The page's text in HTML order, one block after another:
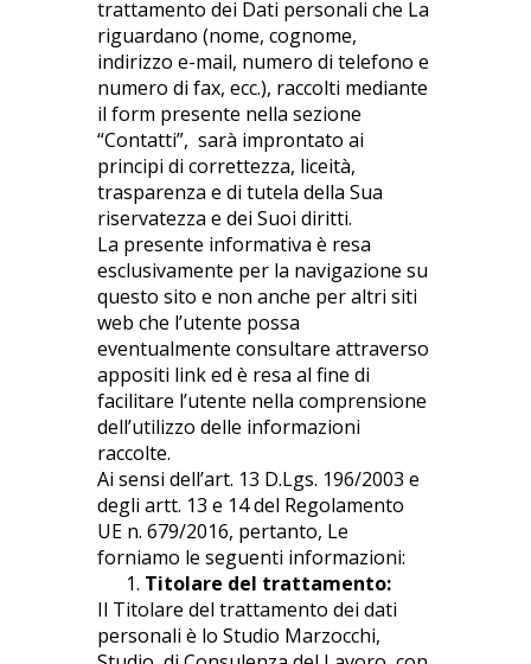
trattamento dei Dati personali che La
riguardano (nome, cognome,
indirizzo e-mail, numero di telefono e
numero di fax, ecc.), raccolti mediante
il form presente nella sezione
“Contatti”, sarà improntato ai
principi di correttezza, liceità,
trasparenza e di tutela della Sua
riservatezza e dei Suoi diritti.
La presente informativa è resa
esclusivamente per la navigazione su
questo sito e non anche per altri siti
web che l’utente possa
eventualmente consultare attraverso
appositi link ed è resa al fine di
facilitare l’utente nella comprensione
dell’utilizzo delle informazioni
raccolte.
Ai sensi dell’art. 13 D.Lgs. 196/2003 e
degli artt. 13 e 14 del Regolamento
UE n. 679/2016, pertanto, Le
forniamo le seguenti informazioni:
Titolare del trattamento:
Il Titolare del trattamento dei dati
personali è lo Studio Marzocchi,